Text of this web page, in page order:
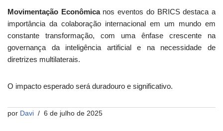
Movimentação Econômicanos eventos do BRICS destaca a
importância da colaboração internacional em um mundo em
constante transformação, com uma ênfase crescente na
governança da inteligência artificial e na necessidade de
diretrizes multilaterais.
O impacto esperado será duradouro e significativo.
por Davi 6 de julho de 2025